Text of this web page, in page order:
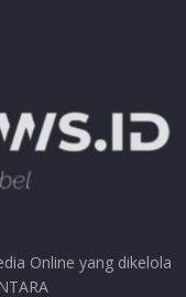
Online yang dikelola